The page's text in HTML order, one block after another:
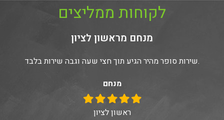
לקוחות ממליצים
מנחם מראשון לציון
שירות סופר מהיר הגיע תוך חצי שעה וגבה שירות בלבד.
מנחם
ראשון לציון